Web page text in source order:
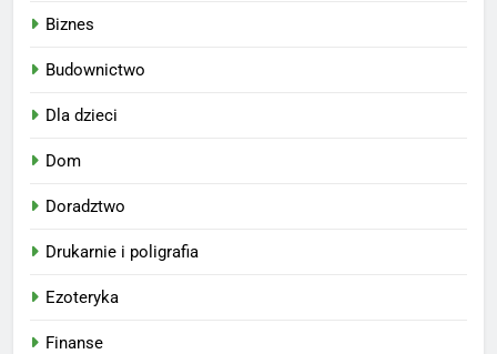
Biznes
Budownictwo
Dla dzieci
Dom
Doradztwo
Drukarnie i poligrafia
Ezoteryka
Finanse